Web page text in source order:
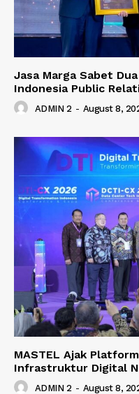
Jasa Marga Sabet
Indonesia Public
ADMIN 2 - August 8,
MASTEL Ajak
Infrastruktur Digital
ADMIN 2 - August 8,